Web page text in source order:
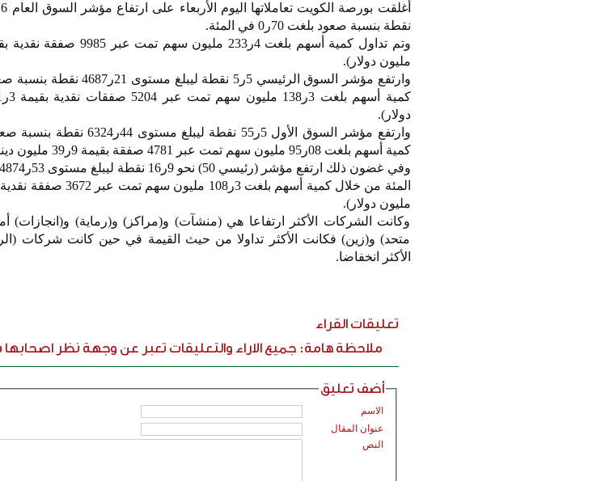
نقطة بنسبة صعود بلغت 70ر0 في المئة.
مليون دولار).
دولار).
كمية أسهم بلغت 08ر95 مليون سهم تمت عبر 4781 صفقة بقيمة 9ر39 مليون دينار (نحو 6ر127 مليون دولار).
مليون دولار).
وكانت الشركات الأكثر ارتفاعا هي (منشآت) و(مراكز) و(رماية)
متحد) و(زين) فكانت الأكثر تداولا من حيث القيمة في حين كانت شركات
الأكثر انخفاضا.
تعليقات القراء
ملاحظة هامة: جميع الاراء والتعليقات تعبر عن وجهة نظر
أضف تعليق
الاسم
عنوان المقال
النص